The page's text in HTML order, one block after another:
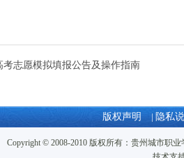
考志愿模拟填报公告及操作指南
版权声明 | 隐私
Copyright © 2008-2010 版权所有：贵州城市职